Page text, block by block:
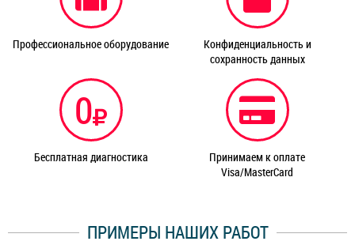
Профессиональное оборудование
Конфиденциальность и
сохранность данных
0
Бесплатная диагностика
Принимаем к оплате
Visa/MasterCard
ПРИМЕРЫ НАШИХ РАБОТ